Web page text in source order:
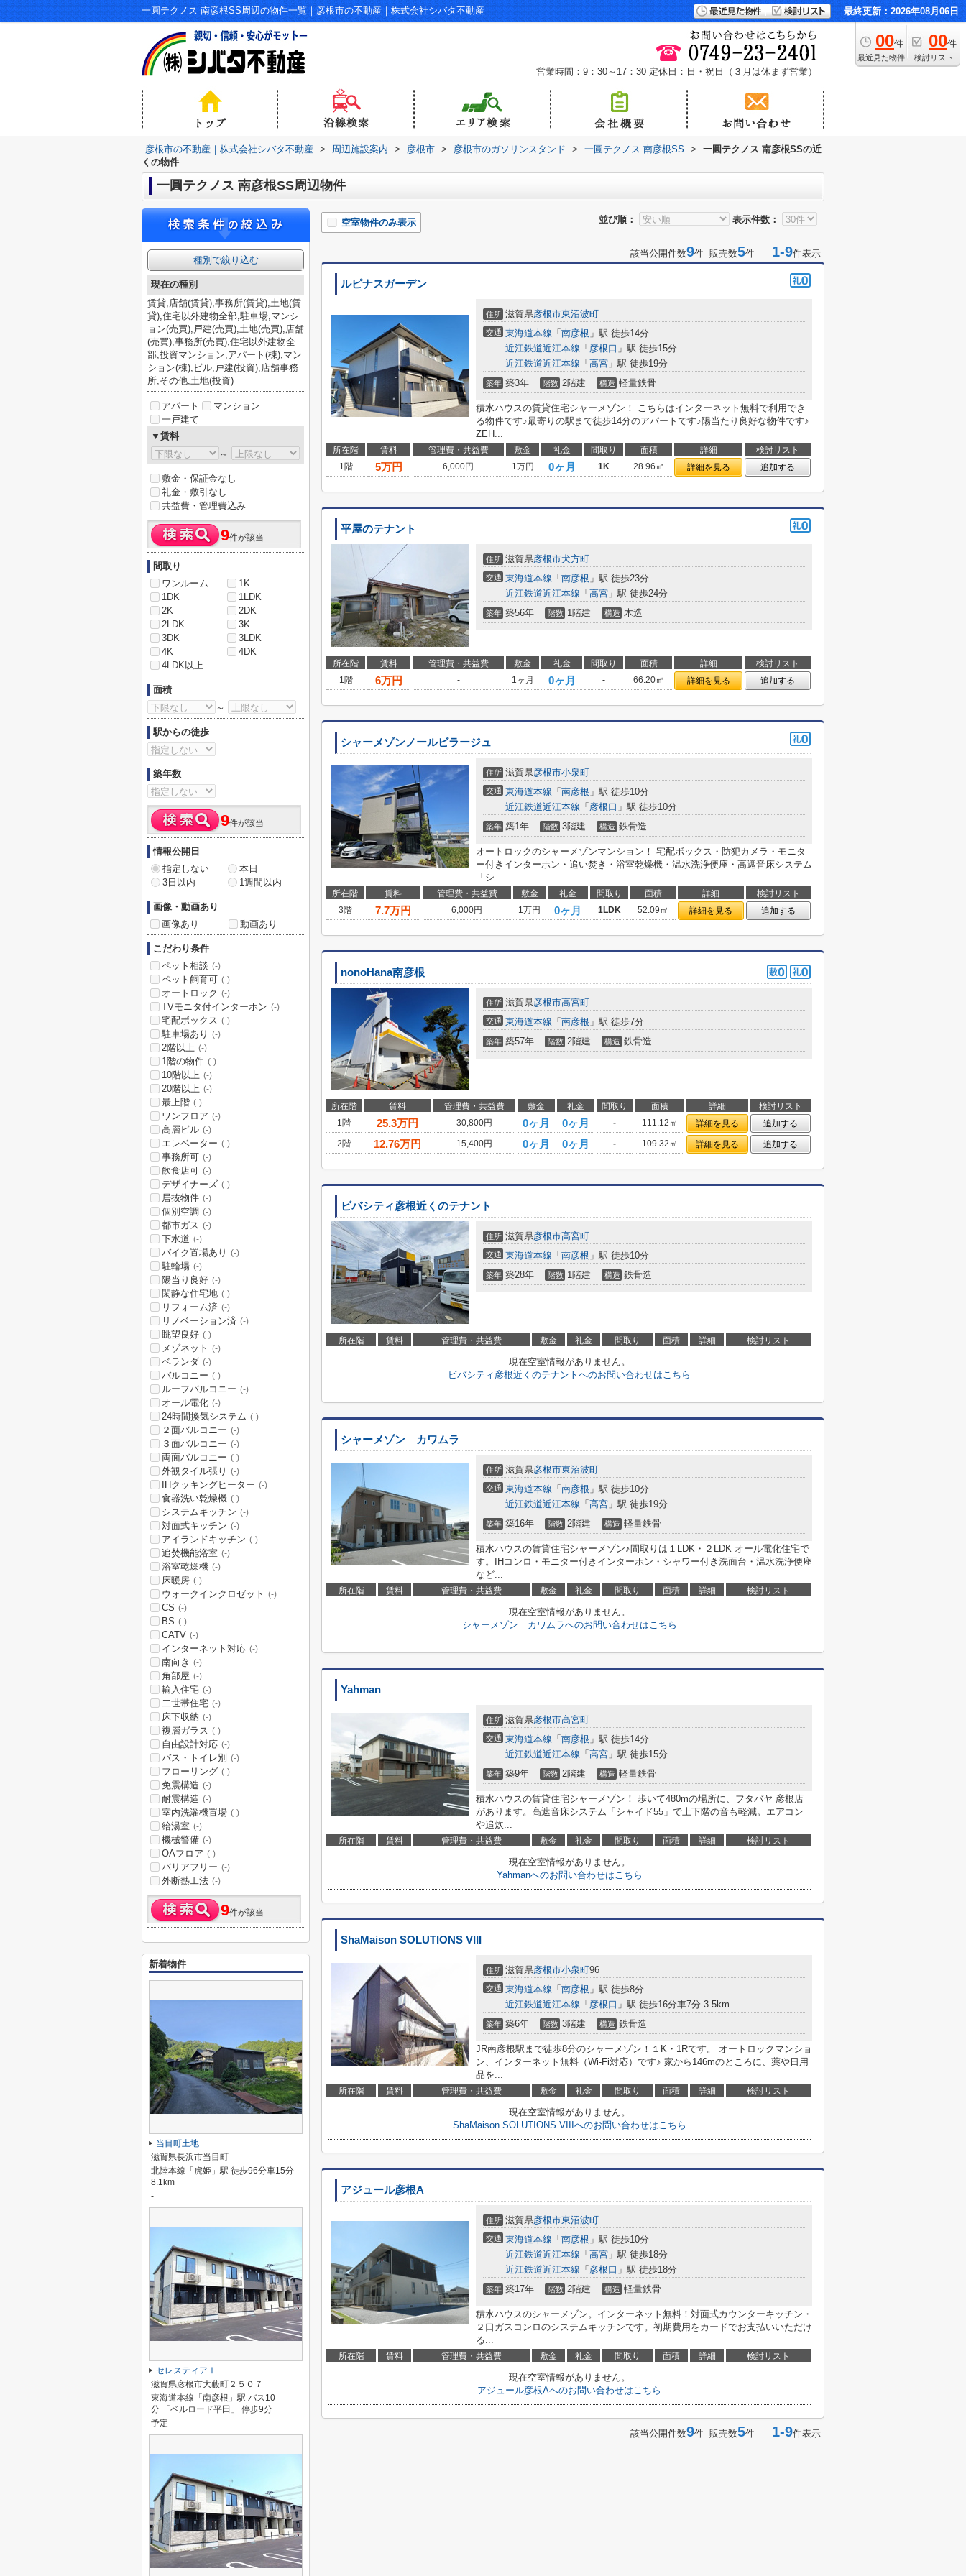
一圓テクノス 南彦根SS周辺の物件一覧｜彦根市の不動産｜株式会社シバタ不動産 最終更新：2026年08月06日
00件
最近見た物件
00件
検討リスト
営業時間：9：30～17：30 定休日：日・祝日（３月は休まず営業）
彦根市の不動産｜株式会社シバタ不動産 > 周辺施設案内 > 彦根市 > 彦根市のガソリンスタンド > 一圓テクノス 南彦根SS >
一圓テクノス 南彦根SSの近
くの物件
一圓テクノス 南彦根SS周辺物件
並び順： 表示件数：
空室物件のみ表示
該当公開件数9件 販売数5件 1-9件表示
ルピナスガーデン
住所 滋賀県彦根市東沼波町
交通 東海道本線 「 南彦根 」駅 徒歩14分
近江鉄道近江本線 「 彦根口 」駅 徒歩15分
近江鉄道近江本線 「 高宮 」駅 徒歩19分
築年 築3年 階数 2階建 構造 軽量鉄骨
積水ハウスの賃貸住宅シャーメゾン！ こちらはインターネット無料で利用でき
る物件です♪最寄りの駅まで徒歩14分のアパートです♪陽当たり良好な物件です♪
ZEH...
所在階 賃料 管理費・共益費 敷金 礼金 間取り 面積 詳細
検討リスト
1階
5万円 6,000円 1万円 0ヶ月 1K 28.96㎡ 詳細を見る 追加する
平屋のテナント
住所 滋賀県彦根市犬方町
交通 東海道本線 「 南彦根 」駅 徒歩23分
近江鉄道近江本線 「 高宮 」駅 徒歩24分
築年 築56年 階数 1階建 構造 木造
所在階 賃料 管理費・共益費 敷金 礼金 間取り 面積 詳細
検討リスト
1階
6万円 - 1ヶ月 0ヶ月 - 66.20㎡ 詳細を見る 追加する
シャーメゾンノールビラージュ
住所 滋賀県彦根市小泉町
交通 東海道本線 「 南彦根 」駅 徒歩10分
近江鉄道近江本線 「 彦根口 」駅 徒歩10分
築年 築1年 階数 3階建 構造 鉄骨造
オートロックのシャーメゾンマンション！ 宅配ボックス・防犯カメラ・モニタ
ー付きインターホン・追い焚き・浴室乾燥機・温水洗浄便座・高遮音床システム
「シ...
所在階 賃料 管理費・共益費 敷金 礼金 間取り 面積 詳細
検討リスト
3階
7.7万円 6,000円 1万円 0ヶ月 1LDK 52.09㎡ 詳細を見る 追加する
nonoHana南彦根
住所 滋賀県彦根市高宮町
交通 東海道本線 「 南彦根 」駅 徒歩7分
築年 築57年 階数 2階建 構造 鉄骨造
所在階 賃料 管理費・共益費 敷金 礼金 間取り 面積 詳細
検討リスト
1階
25.3万円 30,800円 0ヶ月 0ヶ月 - 111.12㎡ 詳細を見る
追加する
2階
12.76万円 15,400円 0ヶ月 0ヶ月 - 109.32㎡ 詳細を見る 追加する
ビバシティ彦根近くのテナント
住所 滋賀県彦根市高宮町
交通 東海道本線 「 南彦根 」駅 徒歩10分
築年 築28年 階数 1階建 構造 鉄骨造
所在階 賃料 管理費・共益費 敷金 礼金 間取り 面積 詳細 検討リスト
現在空室情報がありません。
ビバシティ彦根近くのテナントへのお問い合わせはこちら
シャーメゾン カワムラ
住所 滋賀県彦根市東沼波町
交通 東海道本線 「 南彦根 」駅 徒歩10分
近江鉄道近江本線 「 高宮 」駅 徒歩19分
築年 築16年 階数 2階建 構造 軽量鉄骨
積水ハウスの賃貸住宅シャーメゾン♪間取りは１LDK・２LDK オール電化住宅で
す。IHコンロ・モニター付きインターホン・シャワー付き洗面台・温水洗浄便座
など...
所在階 賃料 管理費・共益費 敷金 礼金 間取り 面積 詳細 検討リスト
現在空室情報がありません。
シャーメゾン カワムラへのお問い合わせはこちら
Yahman
住所 滋賀県彦根市高宮町
交通 東海道本線 「 南彦根 」駅 徒歩14分
近江鉄道近江本線 「 高宮 」駅 徒歩15分
築年 築9年 階数 2階建 構造 軽量鉄骨
積水ハウスの賃貸住宅シャーメゾン！ 歩いて480mの場所に、フタバヤ 彦根店
があります。高遮音床システム「シャイド55」で上下階の音も軽減。エアコン
や追炊...
所在階 賃料 管理費・共益費 敷金 礼金 間取り 面積 詳細 検討リスト
現在空室情報がありません。
Yahmanへのお問い合わせはこちら
ShaMaison SOLUTIONS VIII
住所 滋賀県彦根市小泉町96
交通 東海道本線 「 南彦根 」駅 徒歩8分
近江鉄道近江本線 「 彦根口 」駅 徒歩16分車7分 3.5km
築年 築6年 階数 3階建 構造 鉄骨造
JR南彦根駅まで徒歩8分のシャーメゾン！１K・1Rです。 オートロックマンショ
ン、インターネット無料（Wi-Fi対応）です♪ 家から146mのところに、薬や日用
品を...
所在階 賃料 管理費・共益費 敷金 礼金 間取り 面積 詳細 検討リスト
現在空室情報がありません。
ShaMaison SOLUTIONS VIIIへのお問い合わせはこちら
アジュール彦根A
住所 滋賀県彦根市東沼波町
交通 東海道本線 「 南彦根 」駅 徒歩10分
近江鉄道近江本線 「 高宮 」駅 徒歩18分
近江鉄道近江本線 「 彦根口 」駅 徒歩18分
築年 築17年 階数 2階建 構造 軽量鉄骨
積水ハウスのシャーメゾン。インターネット無料！対面式カウンターキッチン・
２口ガスコンロのシステムキッチンです。初期費用をカードでお支払いいただけ
る...
所在階 賃料 管理費・共益費 敷金 礼金 間取り 面積 詳細 検討リスト
現在空室情報がありません。
アジュール彦根Aへのお問い合わせはこちら
該当公開件数9件 販売数5件 1-9件表示
種別で絞り込む
現在の種別
賃貸,店舗(賃貸),事務所(賃貸),土地(賃
貸),住宅以外建物全部,駐車場,マンシ
ョン(売買),戸建(売買),土地(売買),店舗
(売買),事務所(売買),住宅以外建物全
部,投資マンション,アパート(棟),マン
ション(棟),ビル,戸建(投資),店舗事務
所,その他,土地(投資)
アパート
マンション
一戸建て
▼賃料
～
敷金・保証金なし
礼金・敷引なし
共益費・管理費込み
9件が該当
間取り
ワンルーム
1K
1DK
1LDK
2K
2DK
2LDK
3K
3DK
3LDK
4K
4DK
4LDK以上
面積
～
駅からの徒歩
築年数
9件が該当
情報公開日
指定しない
本日
3日以内
1週間以内
画像・動画あり
画像あり
動画あり
こだわり条件
ペット相談 (-)
ペット飼育可 (-)
オートロック (-)
TVモニタ付インターホン (-)
宅配ボックス (-)
駐車場あり (-)
2階以上 (-)
1階の物件 (-)
10階以上 (-)
20階以上 (-)
最上階 (-)
ワンフロア (-)
高層ビル (-)
エレベーター (-)
事務所可 (-)
飲食店可 (-)
デザイナーズ (-)
居抜物件 (-)
個別空調 (-)
都市ガス (-)
下水道 (-)
バイク置場あり (-)
駐輪場 (-)
陽当り良好 (-)
閑静な住宅地 (-)
リフォーム済 (-)
リノベーション済 (-)
眺望良好 (-)
メゾネット (-)
ベランダ (-)
バルコニー (-)
ルーフバルコニー (-)
オール電化 (-)
24時間換気システム (-)
２面バルコニー (-)
３面バルコニー (-)
両面バルコニー (-)
外観タイル張り (-)
IHクッキングヒーター (-)
食器洗い乾燥機 (-)
システムキッチン (-)
対面式キッチン (-)
アイランドキッチン (-)
追焚機能浴室 (-)
浴室乾燥機 (-)
床暖房 (-)
ウォークインクロゼット (-)
CS (-)
BS (-)
CATV (-)
インターネット対応 (-)
南向き (-)
角部屋 (-)
輸入住宅 (-)
二世帯住宅 (-)
床下収納 (-)
複層ガラス (-)
自由設計対応 (-)
バス・トイレ別 (-)
フローリング (-)
免震構造 (-)
耐震構造 (-)
室内洗濯機置場 (-)
給湯室 (-)
機械警備 (-)
OAフロア (-)
バリアフリー (-)
外断熱工法 (-)
9件が該当
新着物件
当目町土地
滋賀県長浜市当目町
北陸本線「虎姫」駅 徒歩96分車15分
8.1km
-
セレスティアⅠ
滋賀県彦根市大藪町２５０７
東海道本線「南彦根」駅 バス10
分 「ベルロード平田」 停歩9分
予定